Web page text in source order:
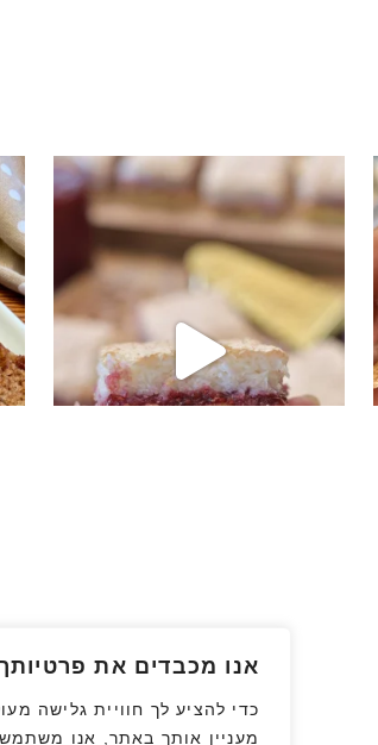
אנו מכבדים את
כדי להציע לך חוויית גלישה
מעניין אותך באתר, אנו
לא- תכינו אותה!! קערה וכ